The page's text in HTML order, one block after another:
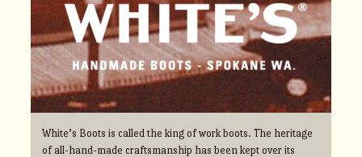
White’s Boots is called the king of work boots. The heritage
of all-hand-made craftsmanship has been kept over its